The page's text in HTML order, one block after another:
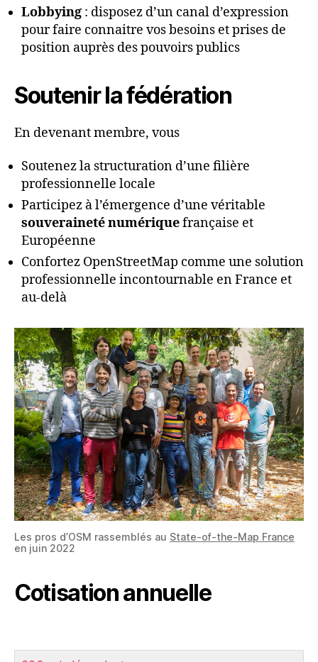
Lobbying : disposez d’un canal d’expression
pour faire connaitre vos besoins et prises de
position auprès des pouvoirs publics
Soutenir la fédération
En devenant membre, vous
Soutenez la structuration d’une filière
professionnelle locale
Participez à l’émergence d’une véritable
souveraineté numériquefrançaise et
Européenne
Confortez OpenStreetMap comme une solution
professionnelle incontournable en France et
au-delà
Les pros d’OSM rassemblés au State-of-the-Map France
en juin 2022
Cotisation annuelle